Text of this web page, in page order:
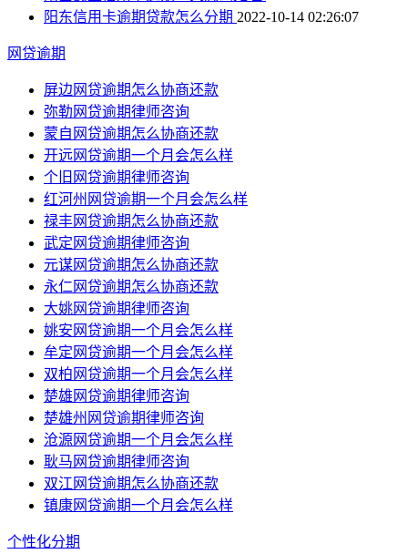
阳东信用卡逾期贷款怎么分期 2022-10-14 02:26:07
网贷逾期
屏边网贷逾期怎么协商还款
弥勒网贷逾期律师咨询
蒙自网贷逾期怎么协商还款
开远网贷逾期一个月会怎么样
个旧网贷逾期律师咨询
红河州网贷逾期一个月会怎么样
禄丰网贷逾期怎么协商还款
武定网贷逾期律师咨询
元谋网贷逾期怎么协商还款
永仁网贷逾期怎么协商还款
大姚网贷逾期律师咨询
姚安网贷逾期一个月会怎么样
牟定网贷逾期一个月会怎么样
双柏网贷逾期一个月会怎么样
楚雄网贷逾期律师咨询
楚雄州网贷逾期律师咨询
沧源网贷逾期一个月会怎么样
耿马网贷逾期律师咨询
双江网贷逾期怎么协商还款
镇康网贷逾期一个月会怎么样
个性化分期